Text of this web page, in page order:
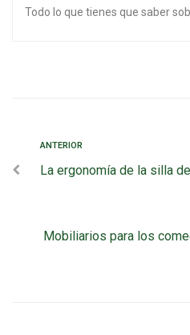
Todo lo que tienes que saber
ANTERIOR
La ergonomía de la silla
Mobiliarios para los